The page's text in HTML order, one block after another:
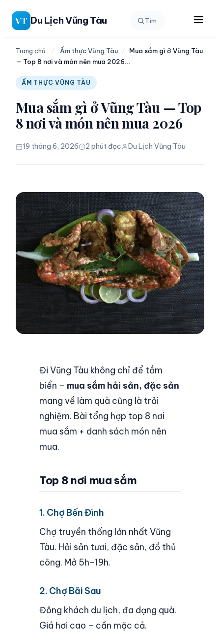
Chuyển
đến
phần
dung
VT Du Lịch Vũng Tàu Tìm
Trang chủ / Ẩm thực Vũng Tàu /
Mua sắm gì ở Vũng Tàu
— Top 8 nơi và món nên mua 2026...
ẨM THỰC VŨNG TÀU
Mua sắm gì ở Vũng Tàu — Top
8 nơi và món nên mua 2026
19 tháng 6, 2026 2 phút đọc Du Lịch Vũng Tàu
Đi Vũng Tàu không chỉ để tắm
biển – mua sắm hải sản, đặc sản
mang về làm quà cũng là trải
nghiệm. Bài tổng hợp top 8 nơi
mua sắm + danh sách món nên
mua.
Top 8 nơi mua sắm
1. Chợ Bến Đình
Chợ truyền thống lớn nhất Vũng
Tàu. Hải sản tươi, đặc sản, đồ thủ
công. Mở 5h-19h.
2. Chợ Bãi Sau
Đông khách du lịch, đa dạng quà.
Giá hơi cao – cần mặc cả.